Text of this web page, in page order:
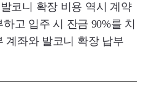
코니 확장 비용 역시 계약
고 입주 시 잔금 90%를 치
계좌와 발코니 확장 납부